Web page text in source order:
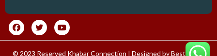
© 2023 Reserved Khabar Connection | Designed byBest News